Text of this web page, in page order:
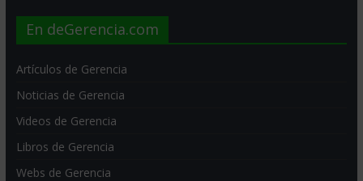
En deGerencia.com
Artículos de Gerencia
Noticias de Gerencia
Videos de Gerencia
Libros de Gerencia
Webs de Gerencia